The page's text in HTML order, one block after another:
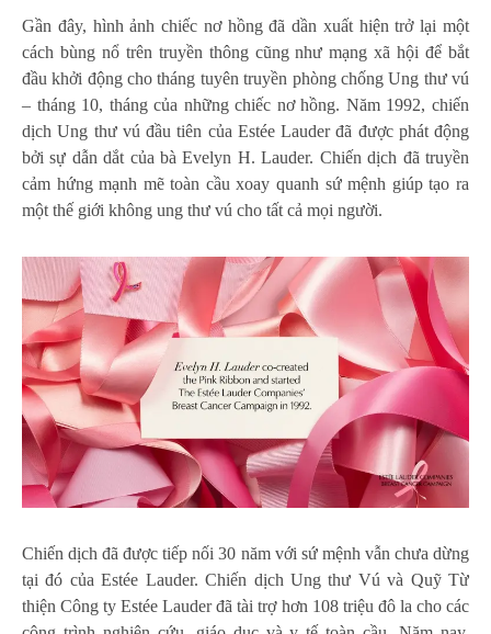
Gần đây, hình ảnh chiếc nơ hồng đã dần xuất hiện trở lại một
cách bùng nổ trên truyền thông cũng như mạng xã hội để bắt
đầu khởi động cho tháng tuyên truyền phòng chống Ung thư vú
– tháng 10, tháng của những chiếc nơ hồng. Năm 1992, chiến
dịch Ung thư vú đầu tiên của Estée Lauder đã được phát động
bởi sự dẫn dắt của bà Evelyn H. Lauder. Chiến dịch đã truyền
cảm hứng mạnh mẽ toàn cầu xoay quanh sứ mệnh giúp tạo ra
một thế giới không ung thư vú cho tất cả mọi người.
Chiến dịch đã được tiếp nối 30 năm với sứ mệnh vẫn chưa dừng
tại đó của Estée Lauder. Chiến dịch Ung thư Vú và Quỹ Từ
thiện Công ty Estée Lauder đã tài trợ hơn 108 triệu đô la cho các